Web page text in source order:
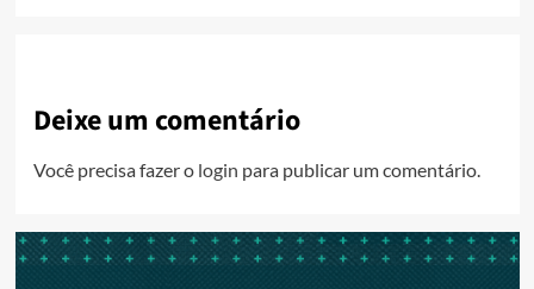
Deixe um comentário
Você precisa fazer o login para publicar um comentário.